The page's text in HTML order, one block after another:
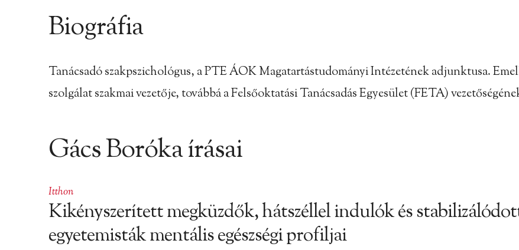
Biográfia
Tanácsadó szakpszichológus, a PTE ÁOK Magatartástudományi Intézetének adjunktusa.
szolgálat szakmai vezetője, továbbá a Felsőoktatási Tanácsadás Egyesület (FETA)
Gács Boróka írásai
Itthon
Kikényszerített megküzdők, hátszéllel indulók és
egyetemisták mentális egészségi profiljai